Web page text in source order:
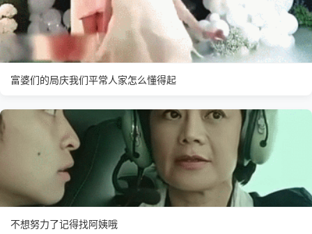
富婆们的局庆我们平常人家怎么懂得起
不想努力了记得找阿姨哦